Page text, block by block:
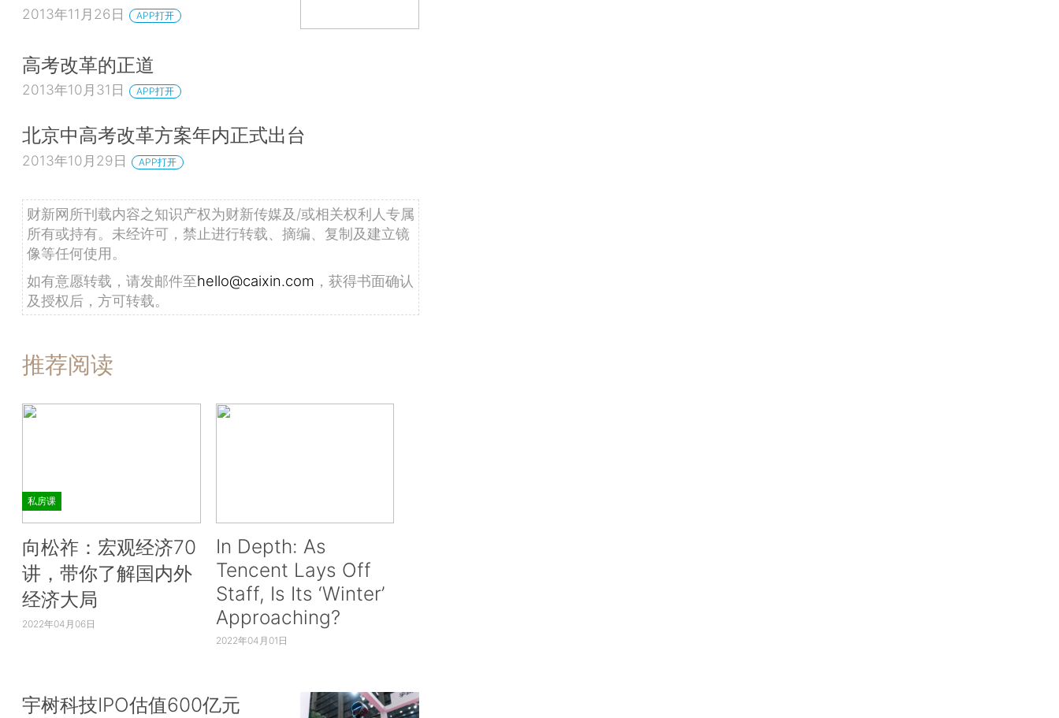
2013年11月26日 APP打开
高考改革的正道
2013年10月31日 APP打开
北京中高考改革方案年内正式出台
2013年10月29日 APP打开
财新网所刊载内容之知识产权为财新传媒及/或相关权利人专属
所有或持有。未经许可，禁止进行转载、摘编、复制及建立镜
像等任何使用。
如有意愿转载，请发邮件至hello@caixin.com ，获得书面确认
及授权后，方可转载。
推荐阅读
私房课
向松祚：宏观经济70
讲，带你了解国内外
经济大局
2022年04月06日
In Depth: As
Tencent Lays Off
Staff, Is Its ‘Winter’
Approaching?
2022年04月01日
宇树科技IPO估值600亿元